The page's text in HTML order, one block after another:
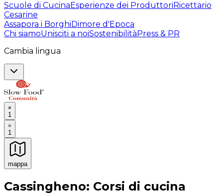
Scuole di CucinaEsperienze dei ProduttoriRicettario
Cesarine
Assapora i BorghiDimore d'Epoca
Chi siamoUnisciti a noiSostenibilitàPress & PR
Cambia lingua
1
1
mappa
Esperienze culinarie indimenticabili: Esperienze
Cassingheno: Corsi di cucina